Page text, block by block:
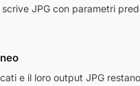
JPG con parametri
e il loro output JPG